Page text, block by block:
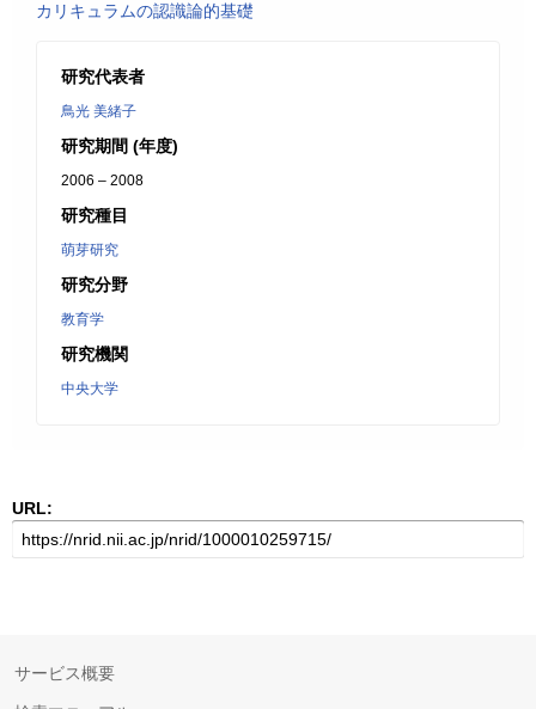
カリキュラムの認識論的基礎
研究代表者
鳥光 美緒子
研究期間 (年度)
2006 – 2008
研究種目
萌芽研究
研究分野
教育学
研究機関
中央大学
URL:
サービス概要